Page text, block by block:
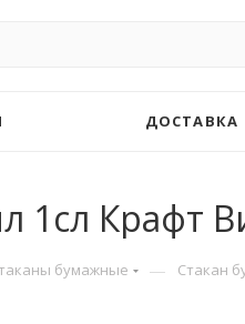
ДОСТАВКА
1сл Крафт
бумажные — Стакан